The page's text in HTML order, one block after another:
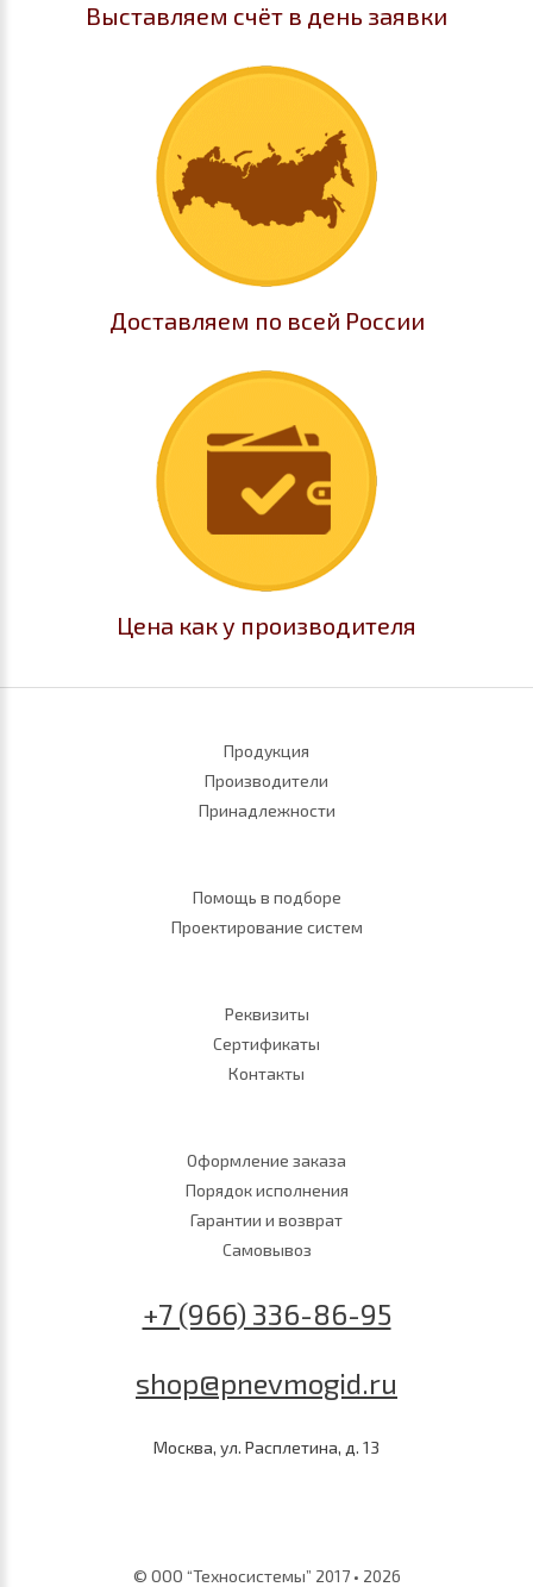
Выставляем счёт в день заявки
Доставляем по всей России
Цена как у производителя
Продукция
Производители
Принадлежности
Помощь в подборе
Проектирование систем
Реквизиты
Сертификаты
Контакты
Оформление заказа
Порядок исполнения
Гарантии и возврат
Самовывоз
+7 (966) 336-86-95
shop@pnevmogid.ru
Москва, ул. Расплетина, д. 13
© ООО “Техносистемы” 2017 • 2026